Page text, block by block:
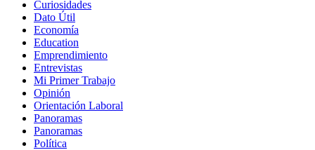
Curiosidades
Dato Útil
Economía
Education
Emprendimiento
Entrevistas
Mi Primer Trabajo
Opinión
Orientación Laboral
Panoramas
Panoramas
Política